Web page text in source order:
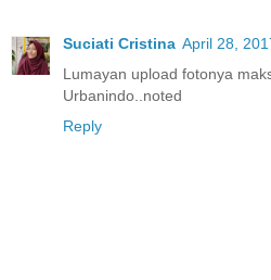
Suciati Cristina April 28,
Lumayan upload fotonya
Urbanindo..noted
Reply